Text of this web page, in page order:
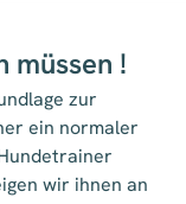
müssen !
zur
ein normaler
wir ihnen an